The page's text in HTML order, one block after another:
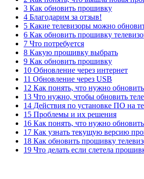
3 Как обновить прошивку
4 Благодарим за отзыв!
5 Какие телевизоры можно
6 Как обновить прошивку
7 Что потребуется
8 Какую прошивку выбрать
9 Как обновить прошивку
10 Обновление через интернет
11 Обновление через USB
12 Как понять, что нужно
13 Что нужно, чтобы обновить
14 Действия по установке ПО на
15 Проблемы и их решения
16 Как понять, что нужно
17 Как узнать текущую версию
18 Как обновить прошивку
19 Что делать если слетела